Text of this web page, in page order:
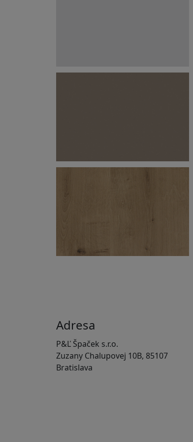
Adresa
P&Ľ Špaček s.r.o.
Zuzany Chalupovej 10B, 85107
Bratislava